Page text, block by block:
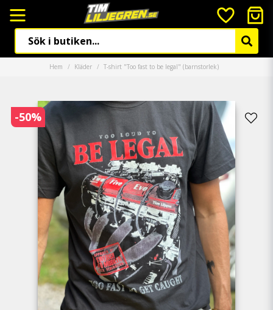
Hem Kläder T-shirt "Too fast to be legal" (barnstorlek)
-50%